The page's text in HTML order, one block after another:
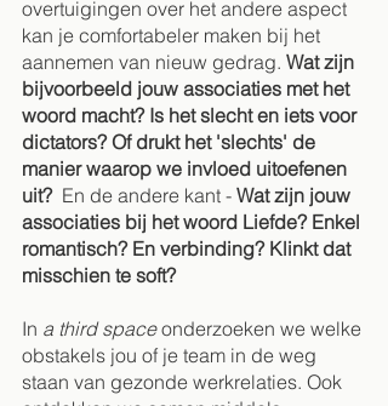
overtuigingen over het andere aspect
kan je comfortabeler maken bij het
aannemen van nieuw gedrag. Wat zijn
bijvoorbeeld jouw associaties met het
woord macht? Is het slecht en iets voor
dictators? Of drukt het 'slechts' de
manier waarop we invloed uitoefenen
uit? En de andere kant - Wat zijn jouw
associaties bij het woord Liefde? Enkel
romantisch? En verbinding? Klinkt dat
misschien te soft?
In a third space onderzoeken we welke
obstakels jou of je team in de weg
staan van gezonde werkrelaties. Ook